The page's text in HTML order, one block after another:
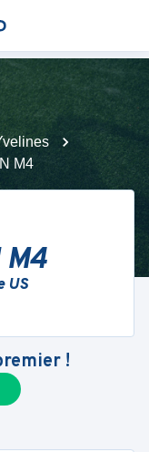
M4
M4
US
!